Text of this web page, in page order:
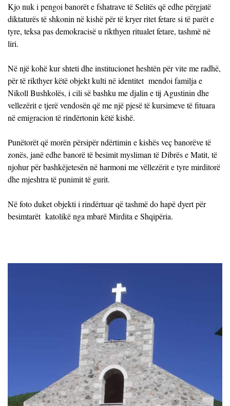
Kjo nuk i pengoi banorët e fshatrave të Selitës që edhe përgjatë
diktaturës të shkonin në kishë për të kryer ritet fetare si të parët e
tyre, teksa pas demokracisë u rikthyen ritualet fetare, tashmë në
liri.
Në një kohë kur shteti dhe institucionet heshtën për vite me radhë,
për të rikthyer këtë objekt kulti në identitet mendoi familja e
Nikoll Bushkolës, i cili së bashku me djalin e tij Agustinin dhe
vellezërit e tjerë vendosën që me një pjesë të kursimeve të fituara
në emigracion të rindërtonin këtë kishë.
Punëtorët që morën përsipër ndërtimin e kishës veç banorëve të
zonës, janë edhe banorë të besimit mysliman të Dibrës e Matit, të
njohur për bashkëjetesën në harmoni me vëllezërit e tyre mirditorë
dhe mjeshtra të punimit të gurit.
Në foto duket objekti i rindërtuar që tashmë do hapë dyert për
besimtarët katolikë nga mbarë Mirdita e Shqipëria.